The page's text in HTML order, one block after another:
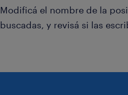
Modificá el nombre de la
buscadas, y revisá si las